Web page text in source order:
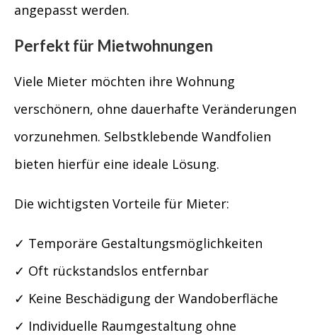
angepasst werden.
Perfekt für Mietwohnungen
Viele Mieter möchten ihre Wohnung
verschönern, ohne dauerhafte Veränderungen
vorzunehmen. Selbstklebende Wandfolien
bieten hierfür eine ideale Lösung.
Die wichtigsten Vorteile für Mieter:
✓ Temporäre Gestaltungsmöglichkeiten
✓ Oft rückstandslos entfernbar
✓ Keine Beschädigung der Wandoberfläche
✓ Individuelle Raumgestaltung ohne